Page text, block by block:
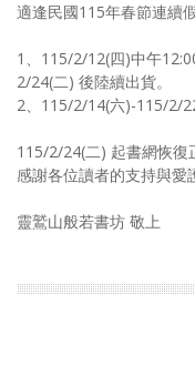
適逢民國115年春節連續
1、115/2/12(四)中午
2/24(二) 後陸續出貨。
2、115/2/14(六)-115/2/
115/2/24(二) 起書網恢復
感謝各位讀者的支持與愛
靈鷲山般若書坊 敬上